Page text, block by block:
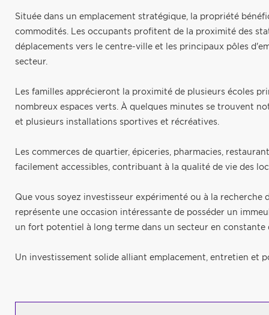
Située dans un emplacement stratégique, la propriété
commodités. Les occupants profitent de la proximité des
déplacements vers le centre-ville et les principaux pôles
secteur.
Les familles apprécieront la proximité de plusieurs écoles
nombreux espaces verts. À quelques minutes se trouvent
et plusieurs installations sportives et récréatives.
Les commerces de quartier, épiceries, pharmacies,
facilement accessibles, contribuant à la qualité de vie des
Que vous soyez investisseur expérimenté ou à la
représente une occasion intéressante de posséder un
un fort potentiel à long terme dans un secteur en constante
Un investissement solide alliant emplacement, entretien et